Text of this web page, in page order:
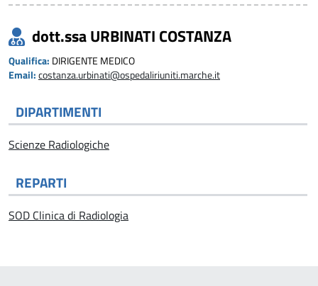
dott.ssa URBINATI COSTANZA
Qualifica: DIRIGENTE MEDICO
Email: costanza.urbinati@ospedaliriuniti.marche.it
DIPARTIMENTI
Scienze Radiologiche
REPARTI
SOD Clinica di Radiologia